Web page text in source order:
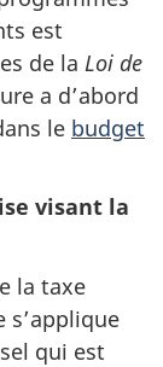
est
de la Loi de
a d’abord
le budget
visant la
la taxe
s’applique
qui est